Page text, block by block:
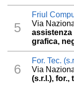
5
Friul
Via
grafica,
6
For. Tec.
Via
(s.r.l.), for.,